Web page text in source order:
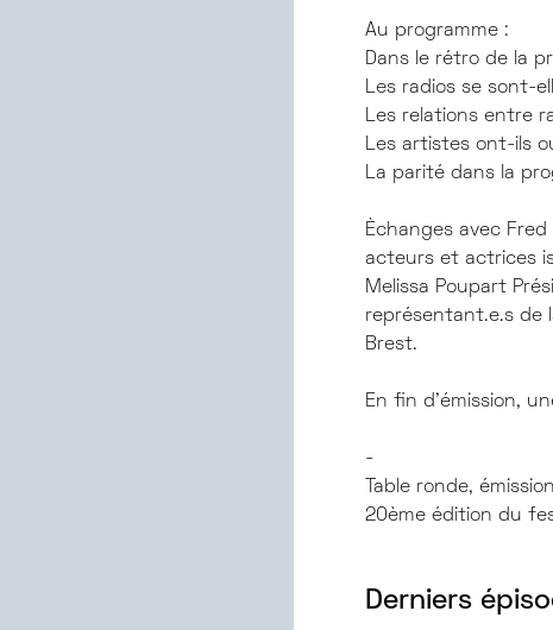
Au programme :
Dans le rétro de la
Les radios se sont-
Les relations entre
Les artistes ont-ils
La parité dans la
Èchanges avec
acteurs et actrices
Melissa Poupart
représentant.e.s de
Brest.
En fin d'émission,
-
Table ronde,
20ème édition du
Derniers